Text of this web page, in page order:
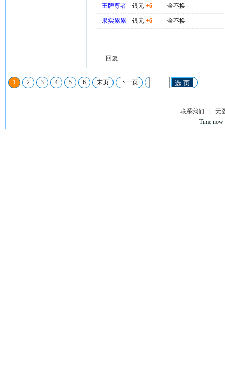
王牌尊者 银元 +6 金不换
果实累累 银元 +6 金不换
回复
1 2 3 4 5 6 末页 下一页 选 页
联系我们
无
Time now